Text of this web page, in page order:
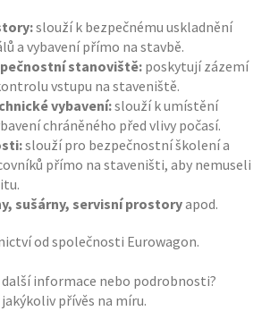
slouží k bezpečnému uskladnění
a vybavení přímo na stavbě.
stanoviště:poskytují zázemí
vstupu na staveniště.
vybavení:slouží k umístění
chráněného před vlivy počasí.
slouží pro bezpečnostní školení a
přímo na staveništi, aby nemuseli
sušárny, servisní prostoryapod.
informace nebo podrobnosti?
přívěs na míru.